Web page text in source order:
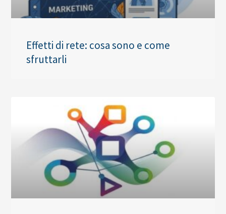
Effetti di rete: cosa sono e come
sfruttarli